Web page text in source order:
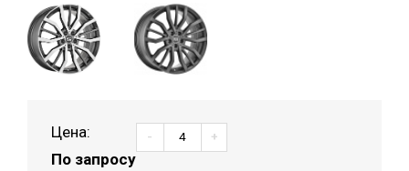
Цена:
По запросу
- +